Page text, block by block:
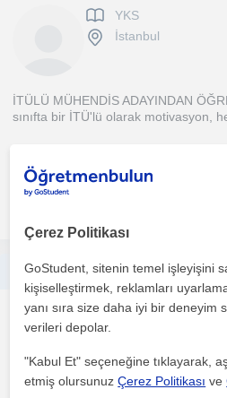
YKS
İstanbul
İTÜLÜ MÜHENDİS ADAYINDAN
sınıfta bir İTÜ'lü olarak motivasyon,
YKS
Çerez Politikası
GoStudent, sitenin temel işleyişini
kişiselleştirmek, reklamları
yanı sıra size daha iyi bir deneyim
verileri depolar.
"Kabul Et" seçeneğine tıklayarak,
etmiş olursunuzÇerez Politikası ve